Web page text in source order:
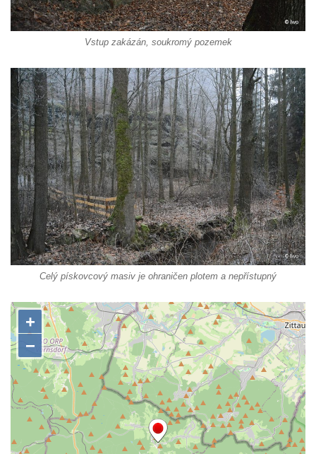
Vstup zakázán, soukromý pozemek
Celý pískovcový masiv je ohraničen plotem a nepřístupný